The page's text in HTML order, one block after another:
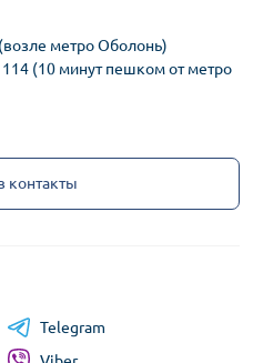
метро Оболонь)
114 (10 минут пешком от метро
контакты
Telegram